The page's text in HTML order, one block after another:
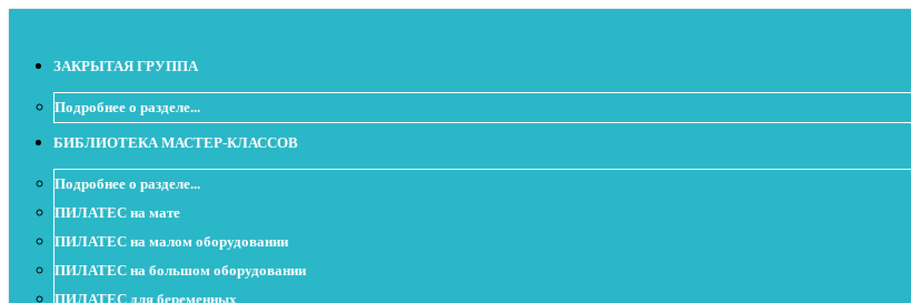
ЗАКРЫТАЯ ГРУППА
Подробнее о разделе...
БИБЛИОТЕКА МАСТЕР-КЛАССОВ
Подробнее о разделе...
ПИЛАТЕС на мате
ПИЛАТЕС на малом оборудовании
ПИЛАТЕС на большом оборудовании
ПИЛАТЕС для беременных